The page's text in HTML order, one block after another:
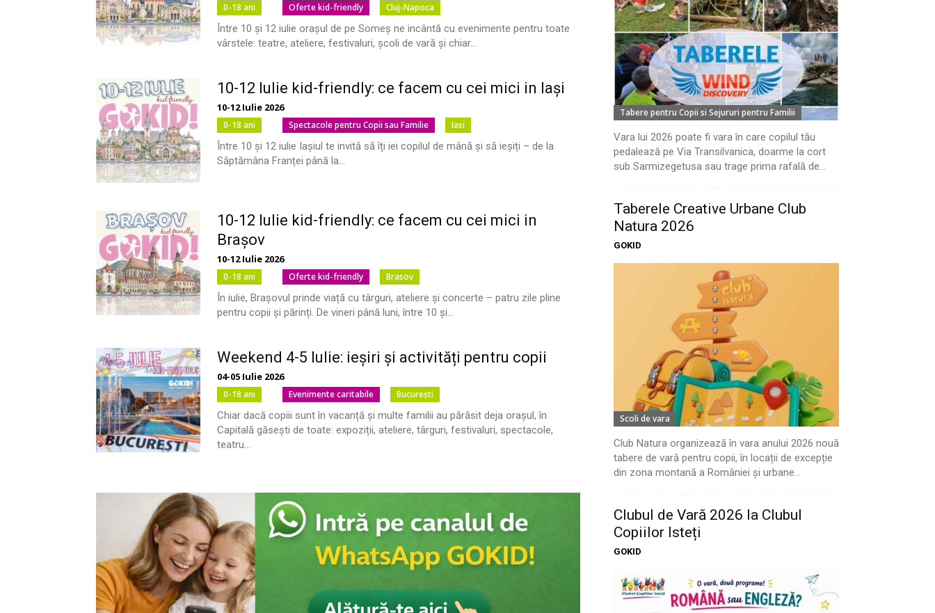
0-18 ani Oferte kid-friendly Cluj-Napoca
Între 10 și 12 iulie orașul de pe Someș ne incântă cu evenimente pentru toate
vârstele: teatre, ateliere, festivaluri, școli de vară și chiar...
10-12 Iulie kid-friendly: ce facem cu cei mici in Iași
10-12 Iulie 2026
0-18 ani Spectacole pentru Copii sau Familie Iasi
Între 10 și 12 iulie Iașiul te invită să îți iei copilul de mână și să ieșiți – de la
Săptămâna Franței până la...
10-12 Iulie kid-friendly: ce facem cu cei mici in
Brașov
10-12 Iulie 2026
0-18 ani Oferte kid-friendly Brasov
În iulie, Brașovul prinde viață cu târguri, ateliere și concerte – patru zile pline
pentru copii și părinți. De vineri până luni, între 10 și...
Weekend 4-5 Iulie: ieșiri și activități pentru copii
04-05 Iulie 2026
0-18 ani Evenimente caritabile București
Chiar dacă copiii sunt în vacanță și multe familii au părăsit deja orașul, în
Capitală găsești de toate: expoziții, ateliere, târguri, festivaluri, spectacole,
teatru...
Tabere pentru Copii si Sejururi pentru Familii
Vara lui 2026 poate fi vara în care copilul tău
pedalează pe Via Transilvanica, doarme la cort
sub Sarmizegetusa sau trage prima rafală de...
Taberele Creative Urbane Club
Natura 2026
GOKID
Scoli de vara
Club Natura organizează în vara anului 2026 nouă
tabere de vară pentru copii, în locații de excepție
din zona montană a României și urbane...
Clubul de Vară 2026 la Clubul
Copiilor Isteți
GOKID